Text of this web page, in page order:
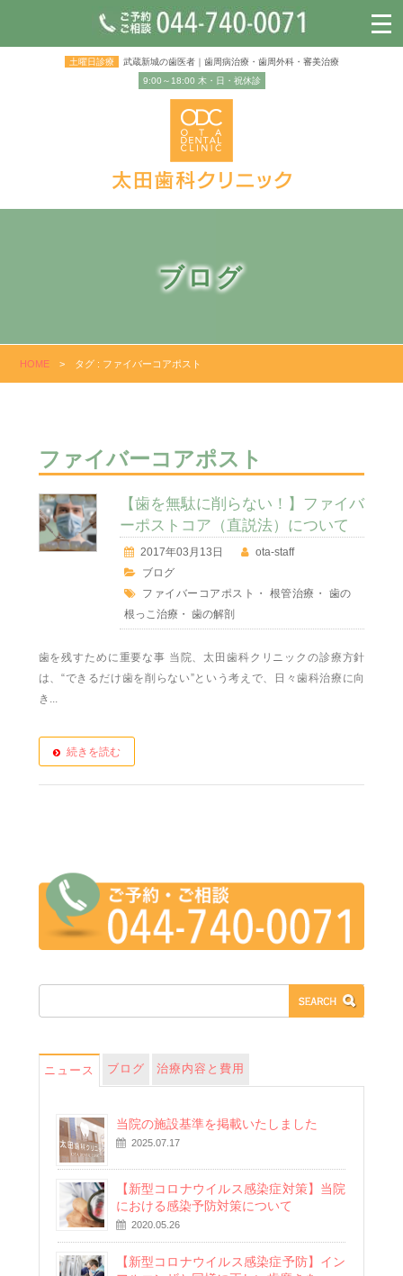
土曜日診療
武蔵新城の歯医者｜歯周病治療・歯周外科・審美治療
9:00～18:00 木・日・祝休診
ブログ
HOME > タグ : ファイバーコアポスト
ファイバーコアポスト
【歯を無駄に削らない！】ファイバ
ーポストコア（直説法）について
2017年03月13日
ota-staff
ブログ
ファイバーコアポスト
・ 根管治療 ・ 歯の
根っこ治療 ・ 歯の解剖
歯を残すために重要な事 当院、太田歯科クリニックの診療方針
は、“できるだけ歯を削らない”という考えで、日々歯科治療に向
き...
続きを読む
ニュース ブログ 治療内容と費用
当院の施設基準を掲載いたしました
2025.07.17
【新型コロナウイルス感染症対策】当院
における感染予防対策について
2020.05.26
【新型コロナウイルス感染症予防】イン